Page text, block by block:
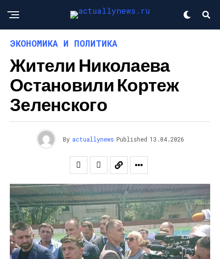
ЭКОНОМИКА И ПОЛИТИКА
Жители Николаева
Остановили Кортеж
Зеленского
By actuallynews Published 13.04.2026